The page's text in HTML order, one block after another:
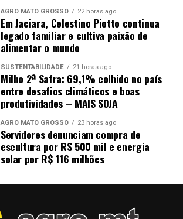
AGRO MATO GROSSO 22 horas ago
Em Jaciara, Celestino Piotto continua
legado familiar e cultiva paixão de
alimentar o mundo
SUSTENTABILIDADE 21 horas ago
Milho 2ª Safra: 69,1% colhido no país
entre desafios climáticos e boas
produtividades – MAIS SOJA
AGRO MATO GROSSO 23 horas ago
Servidores denunciam compra de
escultura por R$ 500 mil e energia
solar por R$ 116 milhões